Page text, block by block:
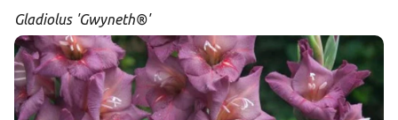
Gladiolus 'Gwyneth®'